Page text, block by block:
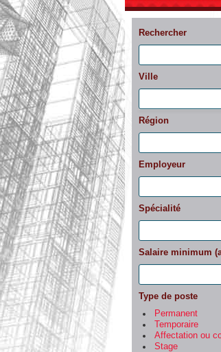
Rechercher
Ville
Région
Employeur
Spécialité
Salaire minimum
Type de poste
Permanent
Temporaire
Affectation ou
Stage